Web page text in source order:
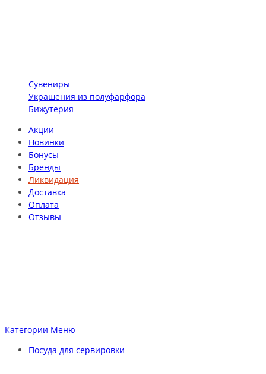
Сувениры
Украшения из полуфарфора
Бижутерия
Акции
Новинки
Бонусы
Бренды
Ликвидация
Доставка
Оплата
Отзывы
Категории Меню
Посуда для сервировки